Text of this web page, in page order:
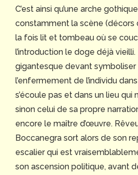
C’est ainsi qu’une arche
constamment la scène (décors
la fois lit et tombeau où se
l’introduction le doge déjà vieilli.
gigantesque devant symboliser
l’enfermement de l’individu
s’écoule pas et dans un lieu qui
sinon celui de sa propre
encore le maître d’œuvre.
Boccanegra sort alors de son
escalier qui est
son ascension politique, avant